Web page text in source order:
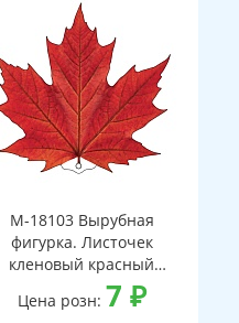
М-18103 Вырубная
фигурка. Листочек
кленовый красный
(двухсторонняя, ВД-лак)
Цена розн: 7 ₽